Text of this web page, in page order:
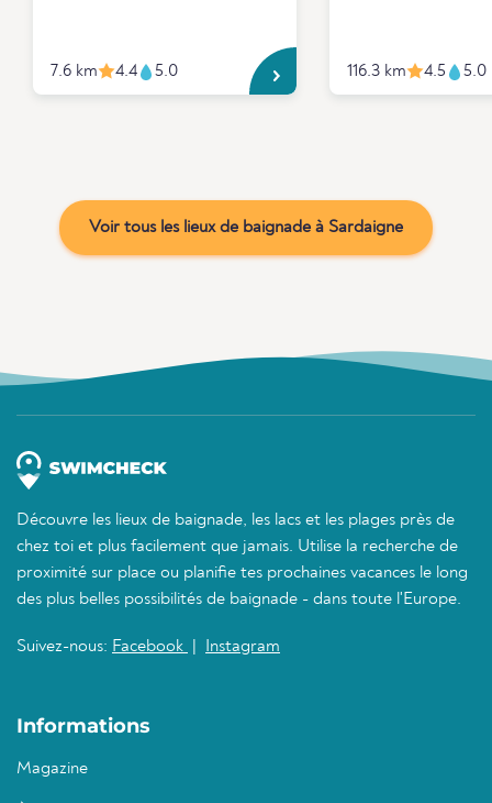
7.6 km 4.4 5.0 116.3 km 4.5 5.0
Voir tous les lieux de baignade à Sardaigne
Découvre les lieux de baignade, les lacs et les plages près de
chez toi et plus facilement que jamais. Utilise la recherche de
proximité sur place ou planifie tes prochaines vacances le long
des plus belles possibilités de baignade - dans toute l'Europe.
Suivez-nous: Facebook Instagram
Informations
Magazine